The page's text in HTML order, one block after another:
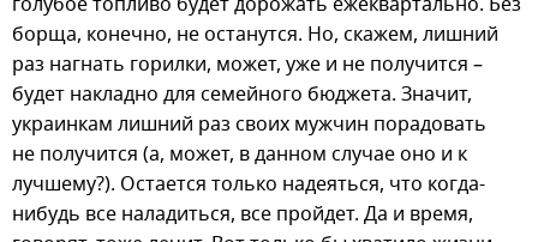
борща, конечно, не останутся. Но, скажем, лишний
раз нагнать горилки, может, уже и не получится –
будет накладно для семейного бюджета. Значит,
украинкам лишний раз своих мужчин порадовать
не получится (а, может, в данном случае оно и к
лучшему?). Остается только надеяться, что когда-
нибудь все наладиться, все пройдет. Да и время,